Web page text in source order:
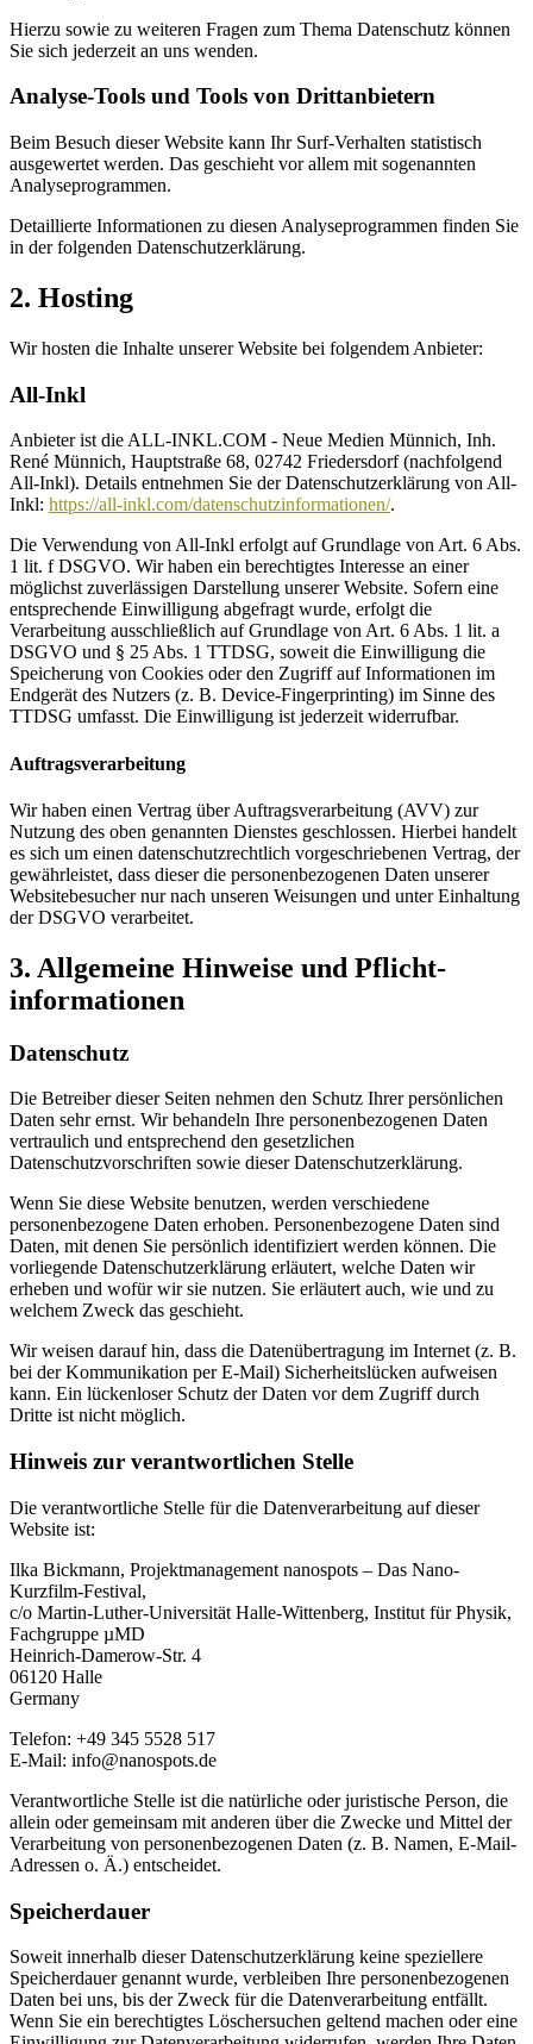
Hierzu sowie zu weiteren Fragen zum Thema Datenschutz können
Sie sich jederzeit an uns wenden.
Analyse-Tools und Tools von Dritt­anbietern
Beim Besuch dieser Website kann Ihr Surf-Verhalten statistisch
ausgewertet werden. Das geschieht vor allem mit sogenannten
Analyseprogrammen.
Detaillierte Informationen zu diesen Analyseprogrammen finden Sie
in der folgenden Datenschutzerklärung.
2. Hosting
Wir hosten die Inhalte unserer Website bei folgendem Anbieter:
All-Inkl
Anbieter ist die ALL-INKL.COM - Neue Medien Münnich, Inh.
René Münnich, Hauptstraße 68, 02742 Friedersdorf (nachfolgend
All-Inkl). Details entnehmen Sie der Datenschutzerklärung von All-
Inkl: https://all-inkl.com/datenschutzinformationen/.
Die Verwendung von All-Inkl erfolgt auf Grundlage von Art. 6 Abs.
1 lit. f DSGVO. Wir haben ein berechtigtes Interesse an einer
möglichst zuverlässigen Darstellung unserer Website. Sofern eine
entsprechende Einwilligung abgefragt wurde, erfolgt die
Verarbeitung ausschließlich auf Grundlage von Art. 6 Abs. 1 lit. a
DSGVO und § 25 Abs. 1 TTDSG, soweit die Einwilligung die
Speicherung von Cookies oder den Zugriff auf Informationen im
Endgerät des Nutzers (z. B. Device-Fingerprinting) im Sinne des
TTDSG umfasst. Die Einwilligung ist jederzeit widerrufbar.
Auftragsverarbeitung
Wir haben einen Vertrag über Auftragsverarbeitung (AVV) zur
Nutzung des oben genannten Dienstes geschlossen. Hierbei handelt
es sich um einen datenschutzrechtlich vorgeschriebenen Vertrag, der
gewährleistet, dass dieser die personenbezogenen Daten unserer
Websitebesucher nur nach unseren Weisungen und unter Einhaltung
der DSGVO verarbeitet.
3. Allgemeine Hinweise und Pflicht­
informationen
Datenschutz
Die Betreiber dieser Seiten nehmen den Schutz Ihrer persönlichen
Daten sehr ernst. Wir behandeln Ihre personenbezogenen Daten
vertraulich und entsprechend den gesetzlichen
Datenschutzvorschriften sowie dieser Datenschutzerklärung.
Wenn Sie diese Website benutzen, werden verschiedene
personenbezogene Daten erhoben. Personenbezogene Daten sind
Daten, mit denen Sie persönlich identifiziert werden können. Die
vorliegende Datenschutzerklärung erläutert, welche Daten wir
erheben und wofür wir sie nutzen. Sie erläutert auch, wie und zu
welchem Zweck das geschieht.
Wir weisen darauf hin, dass die Datenübertragung im Internet (z. B.
bei der Kommunikation per E-Mail) Sicherheitslücken aufweisen
kann. Ein lückenloser Schutz der Daten vor dem Zugriff durch
Dritte ist nicht möglich.
Hinweis zur verantwortlichen Stelle
Die verantwortliche Stelle für die Datenverarbeitung auf dieser
Website ist:
Ilka Bickmann, Projektmanagement nanospots – Das Nano-
Kurzfilm-Festival,
c/o Martin-Luther-Universität Halle-Wittenberg, Institut für Physik,
Fachgruppe µMD
Heinrich-Damerow-Str. 4
06120 Halle
Germany
Telefon: +49 345 5528 517
E-Mail: info@nanospots.de
Verantwortliche Stelle ist die natürliche oder juristische Person, die
allein oder gemeinsam mit anderen über die Zwecke und Mittel der
Verarbeitung von personenbezogenen Daten (z. B. Namen, E-Mail-
Adressen o. Ä.) entscheidet.
Speicherdauer
Soweit innerhalb dieser Datenschutzerklärung keine speziellere
Speicherdauer genannt wurde, verbleiben Ihre personenbezogenen
Daten bei uns, bis der Zweck für die Datenverarbeitung entfällt.
Wenn Sie ein berechtigtes Löschersuchen geltend machen oder eine